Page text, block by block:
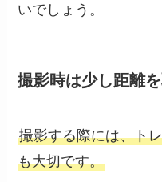
いでしょう。
撮影時は少し距離
撮影する際には、ト
も大切です。